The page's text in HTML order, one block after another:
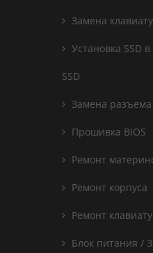
Замена
Установка SSD
SSD
Замена
Прошивка BIOS
Ремонт
Ремонт корпуса
Ремонт
Блок питания /